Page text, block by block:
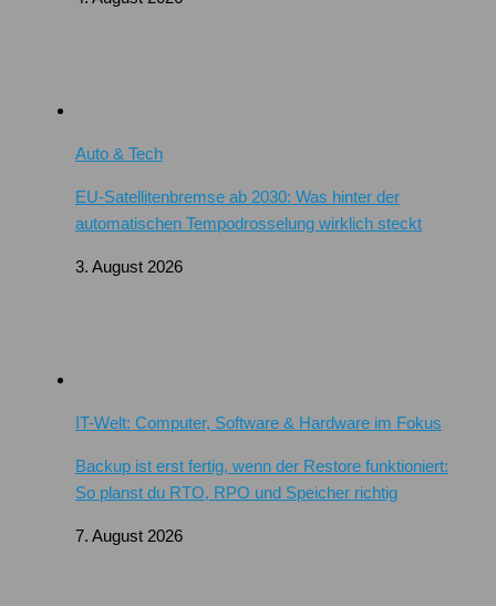
Auto & Tech
EU-Satellitenbremse ab 2030: Was hinter der
automatischen Tempodrosselung wirklich steckt
3. August 2026
IT-Welt: Computer, Software & Hardware im Fokus
Backup ist erst fertig, wenn der Restore funktioniert:
So planst du RTO, RPO und Speicher richtig
7. August 2026